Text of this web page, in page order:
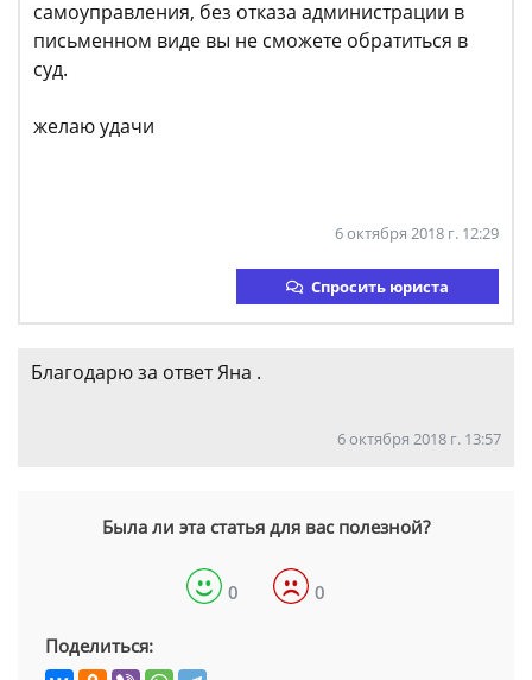
самоуправления, без отказа администрации в
письменном виде вы не сможете обратиться в
суд.
желаю удачи
6 октября 2018 г. 12:29
Спросить юриста
Благодарю за ответ Яна .
6 октября 2018 г. 13:57
Была ли эта статья для вас полезной?
0 0
Поделиться: